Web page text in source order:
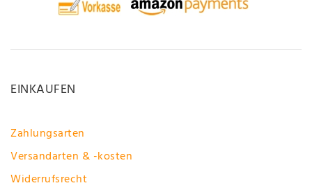
EINKAUFEN
Zahlungsarten
Versandarten & -kosten
Widerrufsrecht